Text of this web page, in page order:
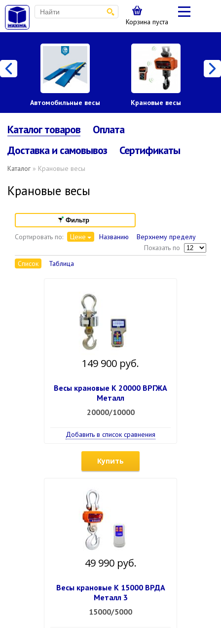
Корзина пуста
Автомобильные весы Крановые весы
Каталог товаров
Оплата
Доставка и самовывоз
Сертификаты
Каталог » Крановые весы
Крановые весы
Фильтр
Сортировать по: Цене Названию
Верхнему пределу
Показать по
Список
Таблица
149 900 руб.
Весы крановые К 20000 ВРГЖА
Металл
20000/10000
Добавить в список сравнения
Купить
49 990 руб.
Весы крановые К 15000 ВРДА
Металл 3
15000/5000